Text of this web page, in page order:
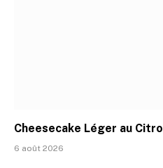
Cheesecake Léger au
6 août 2026